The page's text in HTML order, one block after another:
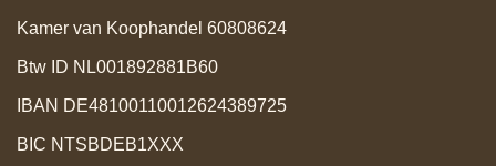
Kamer van Koophandel 60808624
Btw ID NL001892881B60
IBAN DE48100110012624389725
BIC NTSBDEB1XXX